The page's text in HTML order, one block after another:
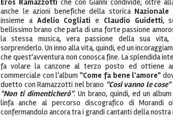
Eros Ramazzotti che con Gianni condivide, oltre
anche le azioni benefiche della storica Nazionale
insieme a Adelio Cogliati e Claudio Guidetti,
bellissimo brano che parla di una forte passione
la stessa musica, vera passione della sua
sorprenderlo. Un inno alla vita, quindi, ed un
che quest'avventura non conosca fine. La splendida
fa volare la canzone al terzo posto ed ottiene
commerciale con l'album"Come fa bene l'amore"
duetto con Ramazzotti nel brano "Così vanno le cose"
"Non ti dimenticherò". Un brano, quindi, ed un
linfa anche al percorso discografico di Morandi
confermandolo ancora tra i grandi cantanti della nostra